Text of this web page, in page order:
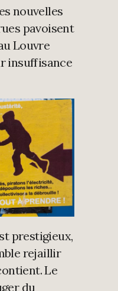
nouvelles
pavoisent
Louvre
insuffisance
prestigieux,
rejaillir
Le
du